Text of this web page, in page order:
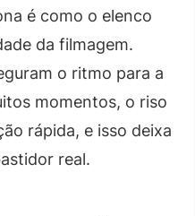
é como o elenco
da filmagem.
o ritmo para a
momentos, o riso
rápida, e isso deixa
real.